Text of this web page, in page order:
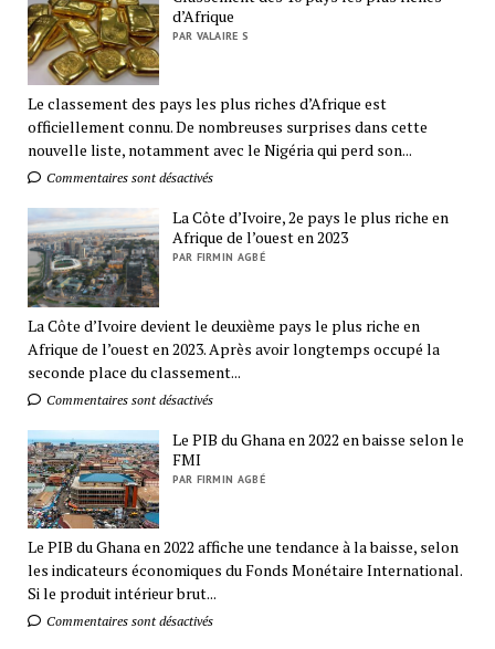
d’Afrique
PAR VALAIRE S
Le classement des pays les plus riches d’Afrique est
officiellement connu. De nombreuses surprises dans cette
nouvelle liste, notamment avec le Nigéria qui perd son...
Commentaires sont désactivés
La Côte d’Ivoire, 2e pays le plus riche en
Afrique de l’ouest en 2023
PAR FIRMIN AGBÉ
La Côte d’Ivoire devient le deuxième pays le plus riche en
Afrique de l’ouest en 2023. Après avoir longtemps occupé la
seconde place du classement...
Commentaires sont désactivés
Le PIB du Ghana en 2022 en baisse selon le
FMI
PAR FIRMIN AGBÉ
Le PIB du Ghana en 2022 affiche une tendance à la baisse, selon
les indicateurs économiques du Fonds Monétaire International.
Si le produit intérieur brut...
Commentaires sont désactivés